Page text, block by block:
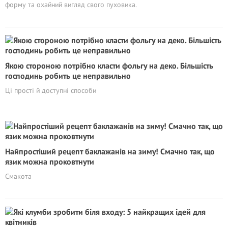
форму та охайний вигляд свого пуховика.
Якою стороною потрібно класти фольгу на деко. Більшість
господинь робить це неправильно
Ці прості й доступні способи
Найпростіший рецепт баклажанів на зиму! Смачно так, що
язик можна проковтнути
Смакота